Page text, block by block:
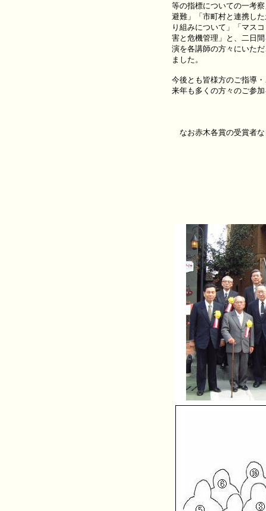
等の指標についての一考
避難」「市町村と連携し
り組みについて」「マス
害と危機管理」と、二日
演を各講師の方々にいた
ました。
今後とも皆様方のご指導
来年も多くの方々のご参加
なお赤木各賞の受賞者な